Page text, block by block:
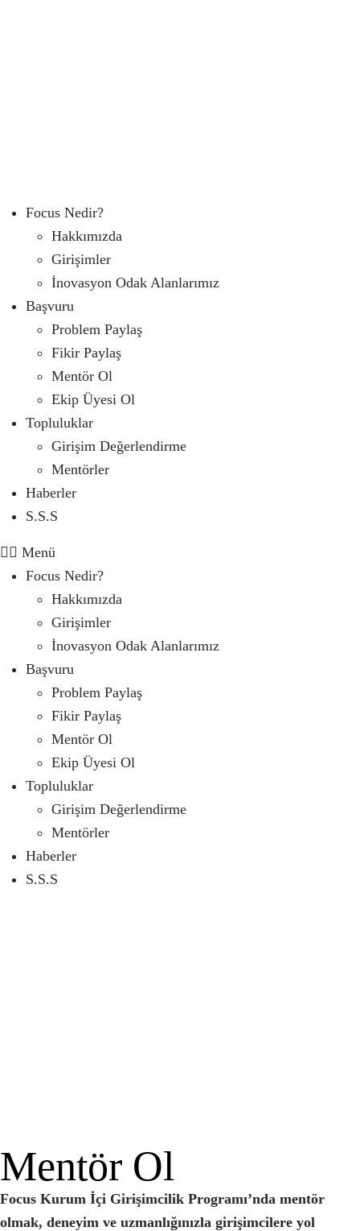
Focus Nedir?
Hakkımızda
Girişimler
İnovasyon Odak Alanlarımız
Başvuru
Problem Paylaş
Fikir Paylaş
Mentör Ol
Ekip Üyesi Ol
Topluluklar
Girişim Değerlendirme
Mentörler
Haberler
S.S.S
Menü
Focus Nedir?
Hakkımızda
Girişimler
İnovasyon Odak Alanlarımız
Başvuru
Problem Paylaş
Fikir Paylaş
Mentör Ol
Ekip Üyesi Ol
Topluluklar
Girişim Değerlendirme
Mentörler
Haberler
S.S.S
Mentör Ol
Focus Kurum İçi Girişimcilik Programı’nda mentör
olmak, deneyim ve uzmanlığınızla girişimcilere yol